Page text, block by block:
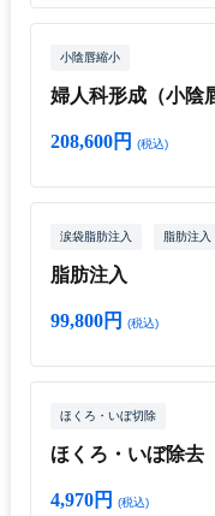
小陰唇縮小
婦人科形成（小陰
208,600円 (税込)
涙袋脂肪注入 脂肪注入
脂肪注入
99,800円 (税込)
ほくろ・いぼ切除
ほくろ・いぼ除去
4,970円 (税込)